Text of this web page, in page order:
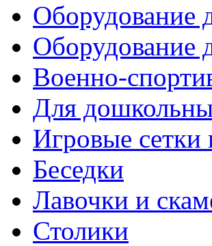
Оборудование
Оборудование
Военно-
Для
Игровые сетки
Беседки
Лавочки и
Столики